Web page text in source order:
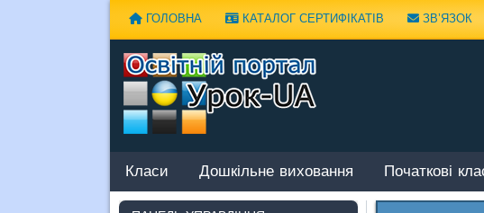
ГОЛОВНА КАТАЛОГ СЕРТИФІКАТІВ ЗВ’ЯЗОК
Класи Дошкільне виховання Початкові